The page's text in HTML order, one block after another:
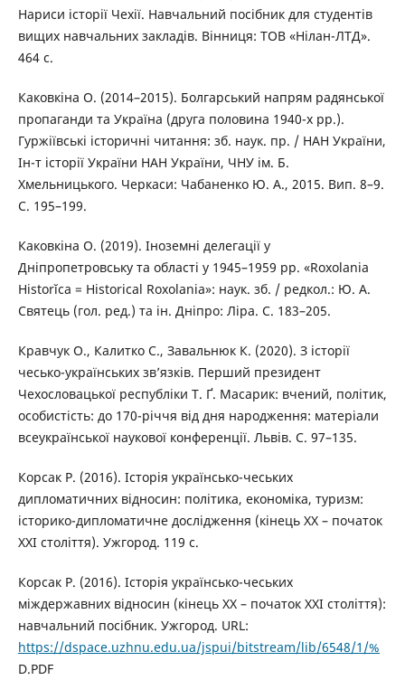
Нариси історії Чехії. Навчальний посібник для студентів
вищих навчальних закладів. Вінниця: ТОВ «Нілан-ЛТД».
464 с.
Каковкіна О. (2014–2015). Болгарський напрям радянської
пропаганди та Україна (друга половина 1940-х рр.).
Гуржіївські історичні читання: зб. наук. пр. / НАН України,
Ін-т історії України НАН України, ЧНУ ім. Б.
Хмельницького. Черкаси: Чабаненко Ю. А., 2015. Вип. 8–9.
С. 195–199.
Каковкіна О. (2019). Іноземні делегації у
Дніпропетровську та області у 1945–1959 рр. «Roxolania
Historĭca = Historical Roxolania»: наук. зб. / редкол.: Ю. А.
Святець (гол. ред.) та ін. Дніпро: Ліра. С. 183–205.
Кравчук О., Калитко С., Завальнюк К. (2020). З історії
чесько-українських зв’язків. Перший президент
Чехословацької республіки Т. Ґ. Масарик: вчений, політик,
особистість: до 170-річчя від дня народження: матеріали
всеукраїнської наукової конференції. Львів. С. 97–135.
Корсак Р. (2016). Історія українсько-чеських
дипломатичних відносин: політика, економіка, туризм:
історико-дипломатичне дослідження (кінець ХХ – початок
ХХІ століття). Ужгород. 119 с.
Корсак Р. (2016). Історія українсько-чеських
міждержавних відносин (кінець ХХ – початок ХХІ століття):
навчальний посібник. Ужгород. URL:
https://dspace.uzhnu.edu.ua/jspui/bitstream/lib/6548/1/%
D.PDF